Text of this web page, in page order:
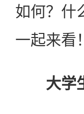
如何？什
一起来看！
大学生